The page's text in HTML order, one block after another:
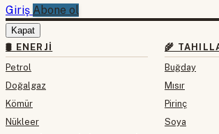
Giriş Abone ol
Kapat
🛢 ENERJI
Petrol
Doğalgaz
Kömür
Nükleer
🌾
Buğday
Mısır
Pirinç
Soya